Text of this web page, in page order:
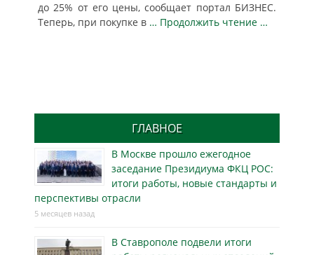
до 25% от его цены, сообщает портал БИЗНЕС.
Теперь, при покупке в … Продолжить чтение …
ГЛАВНОЕ
В Москве прошло ежегодное
заседание Президиума ФКЦ РОС:
итоги работы, новые стандарты и
перспективы отрасли
5 месяцев назад
В Ставрополе подвели итоги